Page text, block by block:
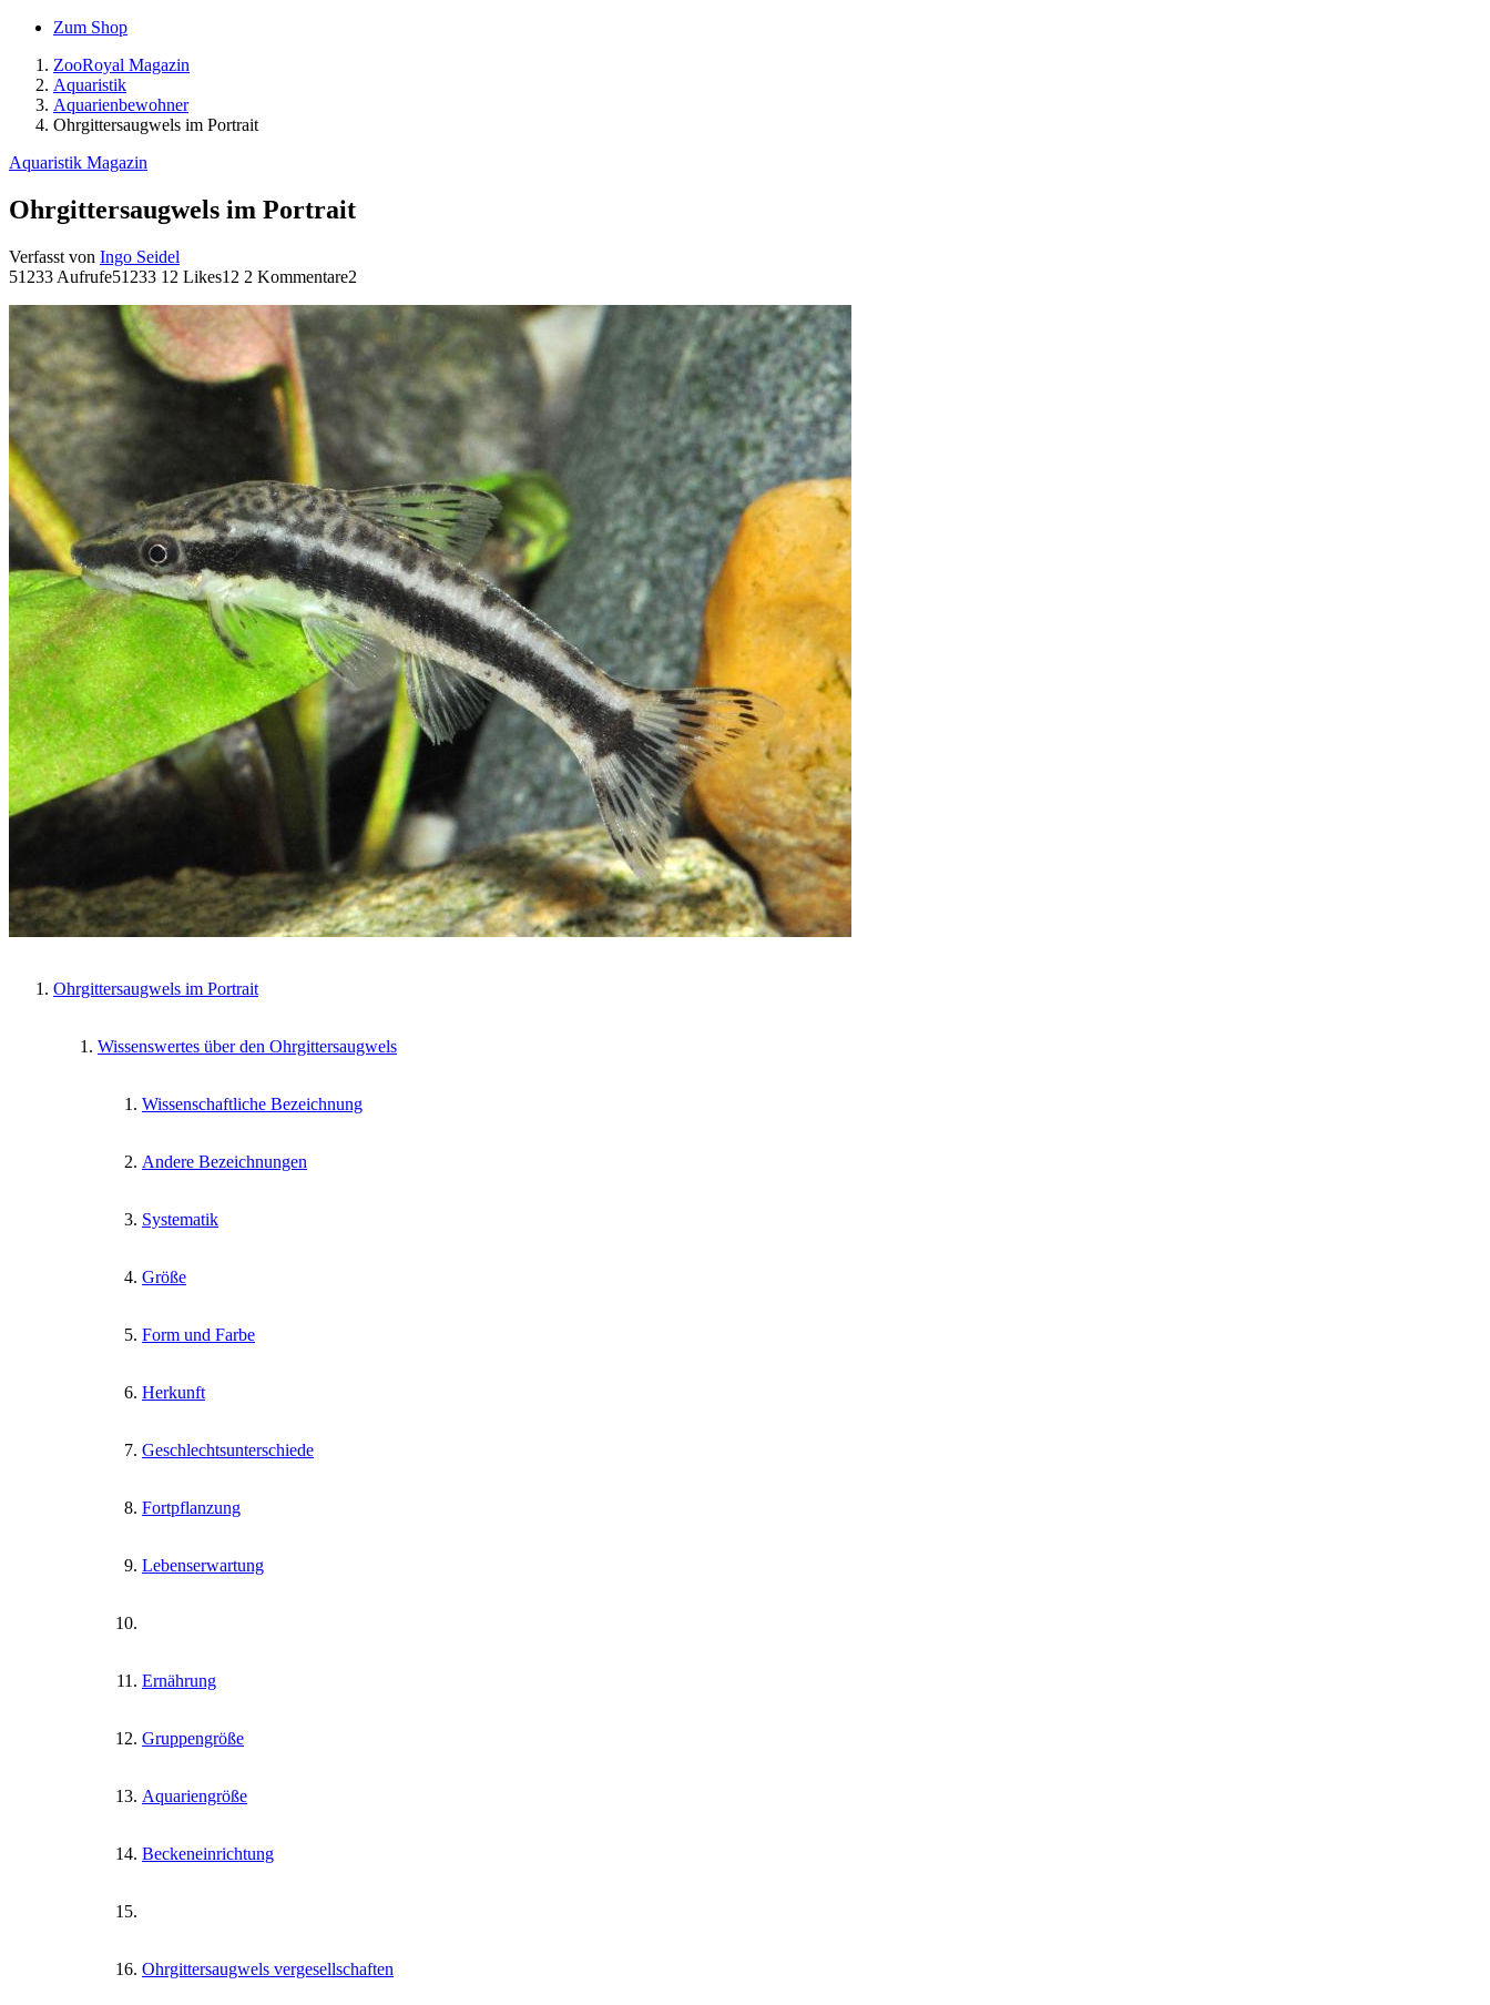
Zum Shop
ZooRoyal Magazin
Aquaristik
Aquarienbewohner
Ohrgittersaugwels im Portrait
Aquaristik Magazin
Ohrgittersaugwels im Portrait
Verfasst von Ingo Seidel
51233 Aufrufe51233 12 Likes12 2 Kommentare2
Ohrgittersaugwels im Portrait
Wissenswertes über den Ohrgittersaugwels
Wissenschaftliche Bezeichnung
Andere Bezeichnungen
Systematik
Größe
Form und Farbe
Herkunft
Geschlechtsunterschiede
Fortpflanzung
Lebenserwartung
Ernährung
Gruppengröße
Aquariengröße
Beckeneinrichtung
Ohrgittersaugwels vergesellschaften